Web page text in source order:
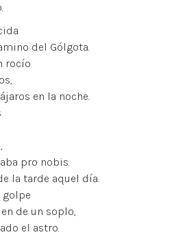
del Gólgota.
rocío
en la noche.
pro nobis.
la tarde aquel día.
golpe
de un soplo,
el astro.